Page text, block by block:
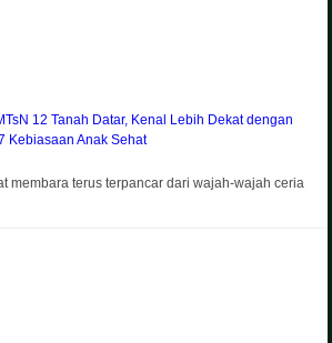
12 Tanah Datar, Kenal Lebih Dekat dengan
Kebiasaan Anak Sehat
membara terus terpancar dari wajah-wajah ceria